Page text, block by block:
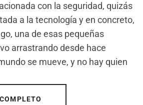
con la seguridad, quizás
a la tecnología y en concreto,
una de esas pequeñas
arrastrando desde hace
se mueve, y no hay quien